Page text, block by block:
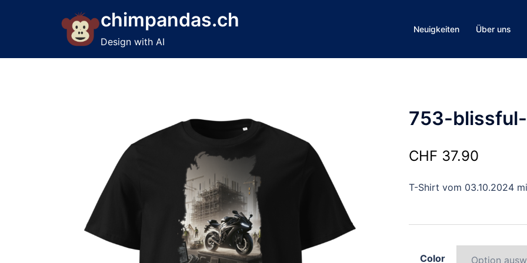
chimpandas.ch
Design with AI
Neuigkeiten Über uns
753-
CHF 37.90
T-Shirt vom 03.10.2024
Color